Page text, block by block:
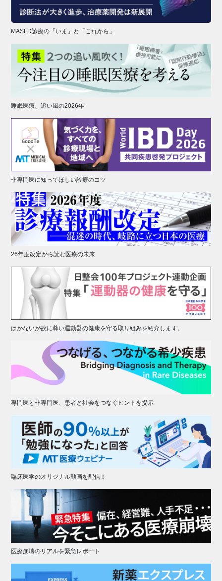
MASLD診療の「いま」と「これから」
睡眠医療、追い風の2026年
非専門医に知ってほしい診療のコツ
26年度改定から読む医療の未来
はかないが故に尊い運動器の健康を守る取り組みを紹介します。
専門医と非専門医、患者と社会をつなぐヒントを提示
臨床医学のオリジナル動画を配信！
医療崩壊のリアルを緊急レポート